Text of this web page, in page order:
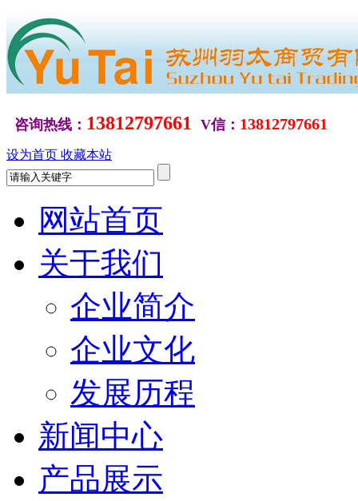
咨询热线： 13812797661 V信： 13812797661
设为首页 收藏本站
网站首页
关于我们
企业简介
企业文化
发展历程
新闻中心
产品展示